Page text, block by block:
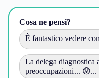
Cosa ne pensi?
È fantastico vedere
La delega diagnostica
preoccupazioni... 😟...